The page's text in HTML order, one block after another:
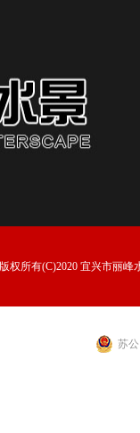
版权所有(C)2020 宜兴市丽峰
苏公